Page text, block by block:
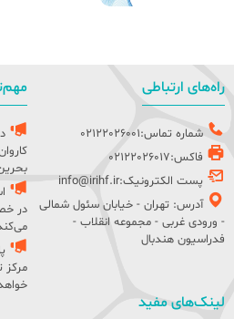
راه‌های ارتباطی
شماره تماس:02122026001
فاکس:02122026017
پست الکترونیک:info@irihf.ir
آدرس: تهران - خیابان سئول شمالی
- ورودی غربی - مجموعه انقلاب -
فدراسیون هندبال
در
لینک‌های مفید